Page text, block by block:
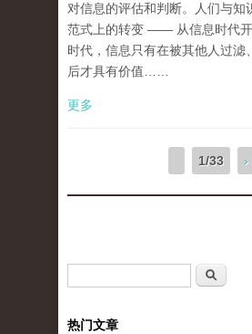
对信息的评估和判断。人们与知
范式上的转变 —— 从信息时代
时代，信息只有在被其他人过滤
后才具有价值……
更多
1/33 ›
搜索
热门文章